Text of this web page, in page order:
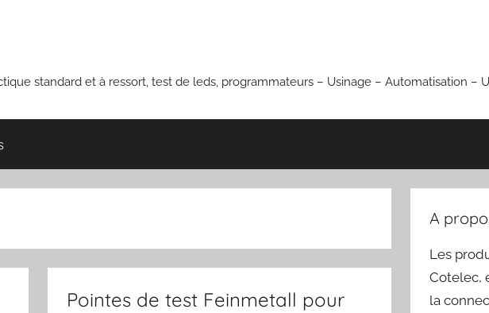
standard et à ressort, test de leds, programmateurs – Usinage – Automatisation –
Pointes de test Feinmetall pour
A
Les
Cotelec,
la